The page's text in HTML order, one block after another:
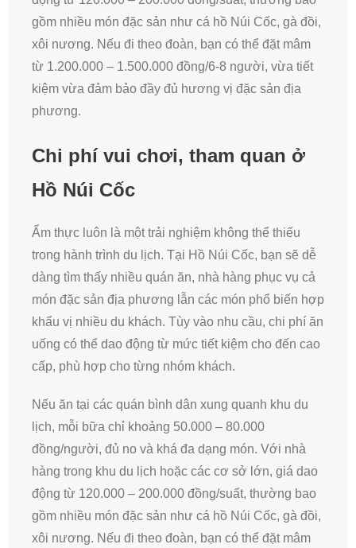
gồm nhiều món đặc sản như cá hồ Núi Cốc, gà đồi,
xôi nương. Nếu đi theo đoàn, bạn có thể đặt mâm
từ 1.200.000 – 1.500.000 đồng/6-8 người, vừa tiết
kiệm vừa đảm bảo đầy đủ hương vị đặc sản địa
phương.
Chi phí vui chơi, tham quan ở
Hồ Núi Cốc
Ẩm thực luôn là một trải nghiệm không thể thiếu
trong hành trình du lịch. Tại Hồ Núi Cốc, bạn sẽ dễ
dàng tìm thấy nhiều quán ăn, nhà hàng phục vụ cả
món đặc sản địa phương lẫn các món phổ biến hợp
khẩu vị nhiều du khách. Tùy vào nhu cầu, chi phí ăn
uống có thể dao động từ mức tiết kiệm cho đến cao
cấp, phù hợp cho từng nhóm khách.
Nếu ăn tại các quán bình dân xung quanh khu du
lịch, mỗi bữa chỉ khoảng 50.000 – 80.000
đồng/người, đủ no và khá đa dạng món. Với nhà
hàng trong khu du lịch hoặc các cơ sở lớn, giá dao
động từ 120.000 – 200.000 đồng/suất, thường bao
gồm nhiều món đặc sản như cá hồ Núi Cốc, gà đồi,
xôi nương. Nếu đi theo đoàn, bạn có thể đặt mâm